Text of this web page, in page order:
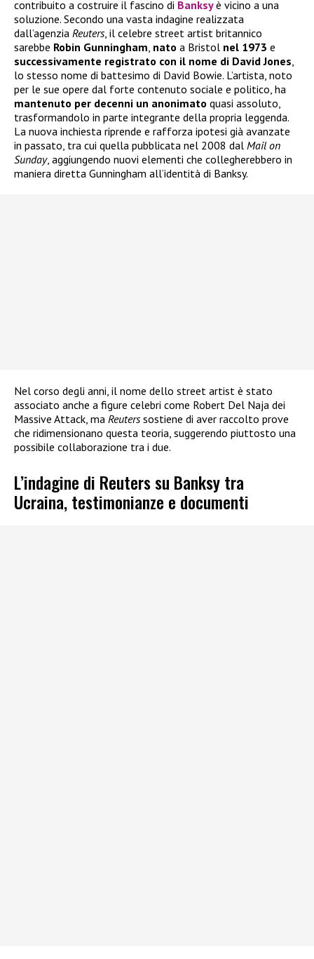
contribuito a costruire il fascino di Banksyè vicino a una
soluzione. Secondo una vasta indagine realizzata
dall’agenzia Reuters, il celebre street artist britannico
sarebbe Robin Gunningham nato a Bristol nel 1973 e
successivamente registrato con il nome di David Jones
lo stesso nome di battesimo di David Bowie. L’artista, noto
per le sue opere dal forte contenuto sociale e politico, ha
mantenuto per decenni un anonimato quasi assoluto,
trasformandolo in parte integrante della propria leggenda.
La nuova inchiesta riprende e rafforza ipotesi già avanzate
in passato, tra cui quella pubblicata nel 2008 dal Mail on
Sunday, aggiungendo nuovi elementi che collegherebbero in
maniera diretta Gunningham all’identità di Banksy.
Nel corso degli anni, il nome dello street artist è stato
associato anche a figure celebri come Robert Del Naja dei
Massive Attack, ma Reuterssostiene di aver raccolto prove
che ridimensionano questa teoria, suggerendo piuttosto una
possibile collaborazione tra i due.
L’indagine di Reuters su Banksy tra
Ucraina, testimonianze e documenti